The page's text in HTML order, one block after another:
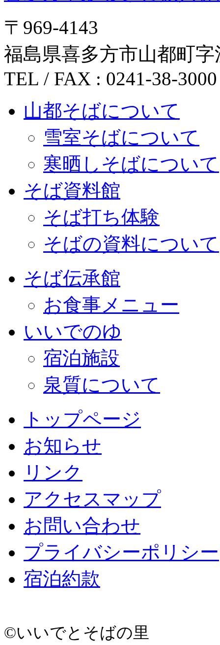
〒969-4143
福島県喜多方市山都町字
TEL / FAX : 0241-38-3000
山都そばについて
雪室そばについて
寒晒しそばについて
そば資料館
そば打ち体験
そばの資料について
そば伝承館
お食事メニュー
いいでのゆ
宿泊施設
泉質について
トップページ
お知らせ
リンク
アクセスマップ
お問い合わせ
プライバシーポリシー
宿泊約款
©いいでとそばの里